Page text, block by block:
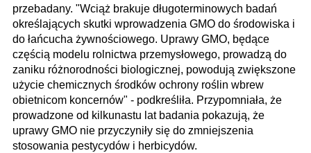
przebadany. "Wciąż brakuje długoterminowych badań
określających skutki wprowadzenia GMO do środowiska i
do łańcucha żywnościowego. Uprawy GMO, będące
częścią modelu rolnictwa przemysłowego, prowadzą do
zaniku różnorodności biologicznej, powodują zwiększone
użycie chemicznych środków ochrony roślin wbrew
obietnicom koncernów" - podkreśliła. Przypomniała, że
prowadzone od kilkunastu lat badania pokazują, że
uprawy GMO nie przyczyniły się do zmniejszenia
stosowania pestycydów i herbicydów.